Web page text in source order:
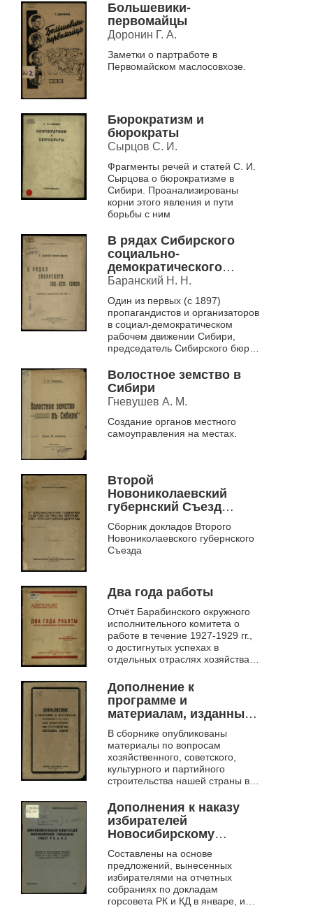
Большевики-
первомайцы
Доронин Г. А.
Заметки о партработе в
Первомайском маслосовхозе.
Бюрократизм и
бюрократы
Сырцов С. И.
Фрагменты речей и статей С. И.
Сырцова о бюрократизме в
Сибири. Проанализированы
корни этого явления и пути
борьбы с ним
В рядах Сибирского
социально-
демократического
союза
Баранский Н. Н.
Один из первых (с 1897)
пропагандистов и организаторов
в социал-демократическом
рабочем движении Сибири,
председатель Сибирского бюро
роли политических ссыльных в
о...
Волостное земство в
Сибири
Гневушев А. М.
Создание органов местного
самоуправления на местах.
Второй
Новониколаевский
губернский Съезд
Советов Рабочих,
Крестьянских и
Красноармейских
депутатов, 21 - 25
Сборник докладов Второго
Новониколаевского губернского
Съезда
Два года работы
Отчёт Барабинского окружного
исполнительного комитета о
работе в течение 1927-1929 гг.,
о достигнутых успехах в
отдельных отраслях хозяйства и
округа, а так же о стоящих
пере...
Дополнение к
программе и
материалам, изданным
в 1927 году для
делегатских собраний
крестьянок Сибири
В сборнике опубликованы
материалы по вопросам
хозяйственного, советского,
культурного и партийного
строительства нашей страны в
освещающие основные задачи,
стоящие сейчас ...
Дополнения к наказу
избирателей
Новосибирскому
Городскому Совету РК
и КД
Составлены на основе
предложений, вынесенных
избирателями на отчетных
собраниях по докладам
горсовета РК и КД в январе, и